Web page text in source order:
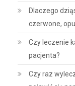
Dlaczego
czerwone,
Czy leczenie
pacjenta?
Czy raz